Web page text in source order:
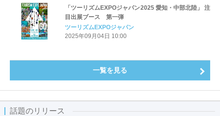
「ツーリズムEXPOジャパン2025 愛知・中部北陸」 注
目出展ブース 第一弾
ツーリズムEXPOジャパン
2025年09月04日 10:00
一覧を見る
話題のリリース